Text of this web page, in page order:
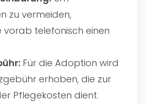
zu vermeiden,
vorab telefonisch einen
Für die Adoption wird
erhoben, die zur
Pflegekosten dient.